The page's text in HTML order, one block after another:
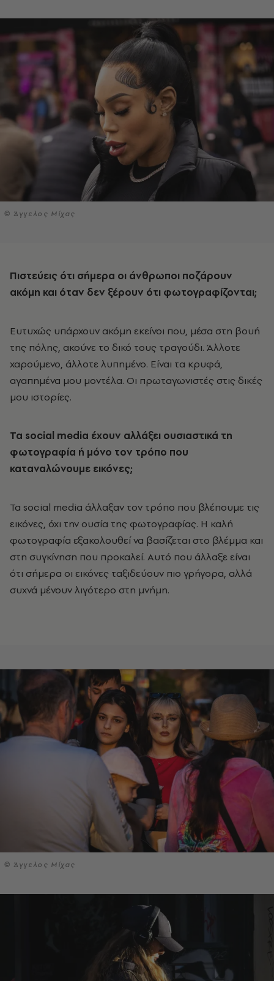
© Άγγελος Μίχας
Πιστεύεις ότι σήμερα οι άνθρωποι ποζάρουν
ακόμη και όταν δεν ξέρουν ότι φωτογραφίζονται;
Ευτυχώς υπάρχουν ακόμη εκείνοι που, μέσα στη βουή
της πόλης, ακούνε το δικό τους τραγούδι. Άλλοτε
χαρούμενο, άλλοτε λυπημένο. Είναι τα κρυφά,
αγαπημένα μου μοντέλα. Οι πρωταγωνιστές στις δικές
μου ιστορίες.
Τα social media έχουν αλλάξει ουσιαστικά τη
φωτογραφία ή μόνο τον τρόπο που
καταναλώνουμε εικόνες;
Τα social media άλλαξαν τον τρόπο που βλέπουμε τις
εικόνες, όχι την ουσία της φωτογραφίας. Η καλή
φωτογραφία εξακολουθεί να βασίζεται στο βλέμμα και
στη συγκίνηση που προκαλεί. Αυτό που άλλαξε είναι
ότι σήμερα οι εικόνες ταξιδεύουν πιο γρήγορα, αλλά
συχνά μένουν λιγότερο στη μνήμη.
© Άγγελος Μίχας